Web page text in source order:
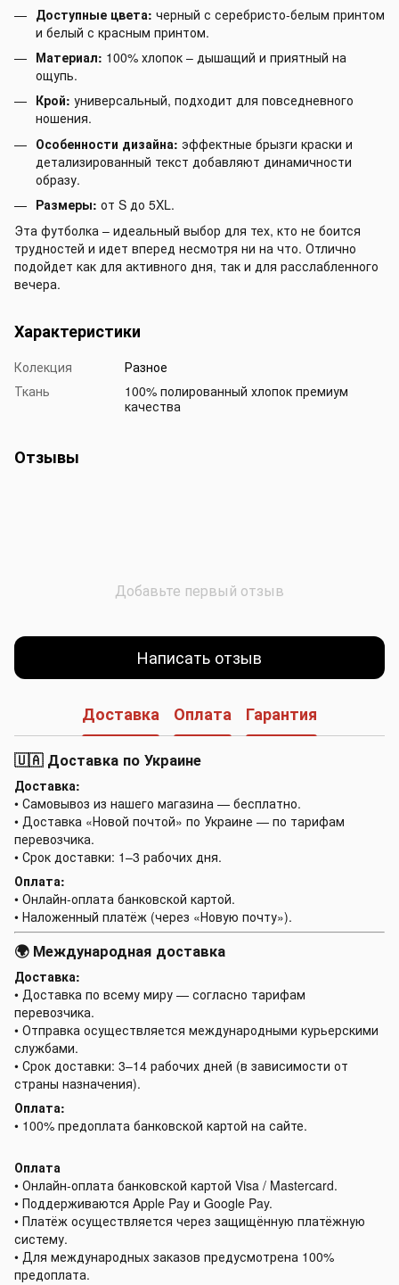
Доступные цвета: черный с серебристо-белым принтом
и белый с красным принтом.
Материал: 100% хлопок – дышащий и приятный на
ощупь.
Крой: универсальный, подходит для повседневного
ношения.
Особенности дизайна: эффектные брызги краски и
детализированный текст добавляют динамичности
образу.
Размеры: от S до 5XL.
Эта футболка – идеальный выбор для тех, кто не боится
трудностей и идет вперед несмотря ни на что. Отлично
подойдет как для активного дня, так и для расслабленного
вечера.
Характеристики
Колекция
Разное
Ткань
100% полированный хлопок премиум
качества
Отзывы
Добавьте первый отзыв
Написать отзыв
Доставка Оплата Гарантия
🇺🇦 Доставка по Украине
Доставка:
• Самовывоз из нашего магазина — бесплатно.
• Доставка «Новой почтой» по Украине — по тарифам
перевозчика.
• Срок доставки: 1–3 рабочих дня.
Оплата:
• Онлайн-оплата банковской картой.
• Наложенный платёж (через «Новую почту»).
🌍 Международная доставка
Доставка:
• Доставка по всему миру — согласно тарифам
перевозчика.
• Отправка осуществляется международными курьерскими
службами.
• Срок доставки: 3–14 рабочих дней (в зависимости от
страны назначения).
Оплата:
• 100% предоплата банковской картой на сайте.
Оплата
• Онлайн-оплата банковской картой Visa / Mastercard.
• Поддерживаются Apple Pay и Google Pay.
• Платёж осуществляется через защищённую платёжную
систему.
• Для международных заказов предусмотрена 100%
предоплата.